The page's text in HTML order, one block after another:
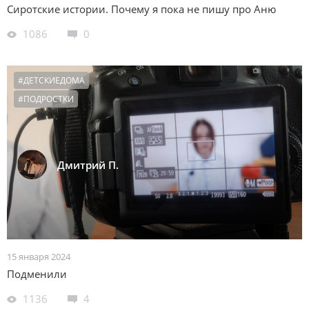
Сиротские истории. Почему я пока не пишу про Аню
1086
0
Дмитрий П.
#ДЕТСКИЕДОМА
#ПОДРОСТКИ
15 января 2024
Подменили
1136
4